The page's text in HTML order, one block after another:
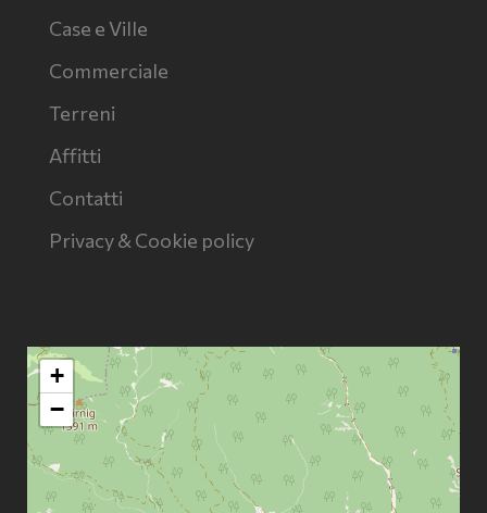
Case e Ville
Commerciale
Terreni
Affitti
Contatti
Privacy & Cookie policy
+
−